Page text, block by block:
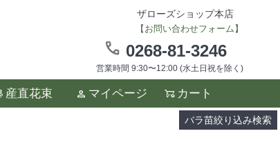
ザローズショップ本店
【お問い合わせフォーム】
0268-81-3246
営業時間 9:30〜12:00 (水土日祝を除く)
産直花束 マイページ カート
バラ苗絞り込み検索